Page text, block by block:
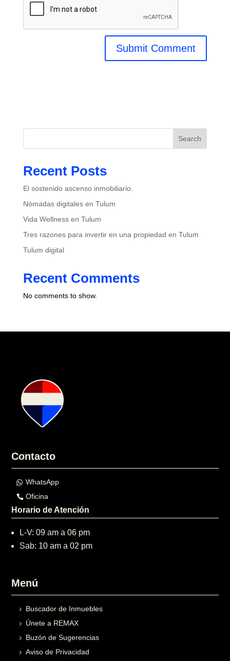
Search
Recent Posts
El sostenido ascenso inmobiliario.
Nómadas digitales en Tulum
Vida Wellness en Tulum
Tres razones para invertir en una propiedad en Tulum
Tulum digital
Recent Comments
No comments to show.
Contacto
WhatsApp
Oficina
Horario de Atención
L-V: 09 am a 06 pm
Sab: 10 am a 02 pm
Menú
Buscador de Inmuebles
Únete a REMAX
Buzón de Sugerencias
Aviso de Privacidad